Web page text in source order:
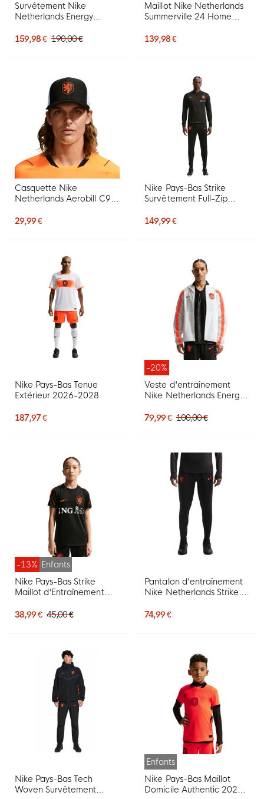
Survêtement Nike
Netherlands Energy
orange
159,98 € 190,00 €
Maillot Nike Netherlands
Summerville 24 Home
139,98 €
Casquette Nike
Netherlands Aerobill C99
29,99 €
Nike Pays-Bas Strike
Survêtement Full-Zip
149,99 €
Nike Pays-Bas Tenue
Extérieur 2026-2028
187,97 €
-20%
Veste d'entraînement
Nike Netherlands Energy
noir
79,99 € 100,00 €
-13% Enfants
Nike Pays-Bas Strike
Maillot d'Entraînement
Orange
38,99 € 45,00 €
Pantalon d'entraînement
Nike Netherlands Strike
74,99 €
Nike Pays-Bas Tech
Woven Survêtement
Enfants
Nike Pays-Bas Maillot
Domicile Authentic 2026-